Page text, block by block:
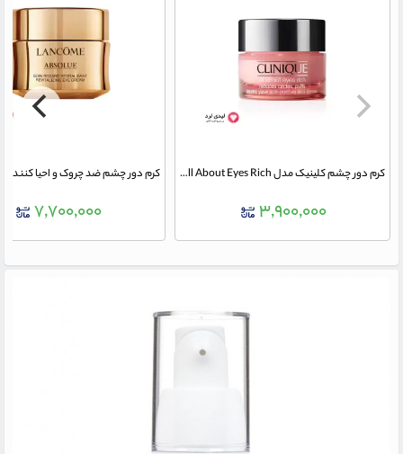
کرم دور چشم کلینیک مدل All About Eyes Rich حجم 15 میلی‌لیتر
۳,۹۰۰,۰۰۰ ۷,۷۰۰,۰۰۰